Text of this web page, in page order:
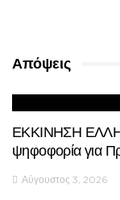
Απόψεις
ΕΚΚΙΝΗΣΗ
ψηφοφορία για
Αύγουστος 3, 2026